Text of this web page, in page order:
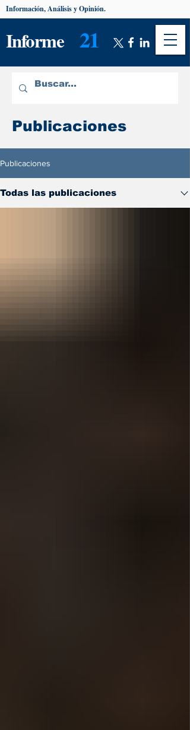
Informe 21
Información, Análisis y Opinión.
Publicaciones
Publicaciones
Todas las publicaciones